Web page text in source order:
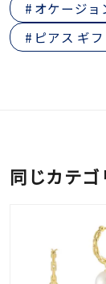
オケージョ
ピアス ギ
同じカテ